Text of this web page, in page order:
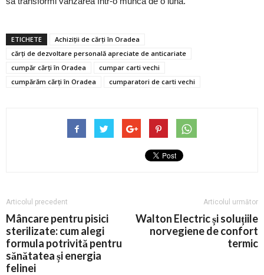
ETICHETE
Achiziții de cărți în Oradea
cărți de dezvoltare personală apreciate de anticariate
cumpăr cărți în Oradea
cumpar carti vechi
cumpărăm cărți în Oradea
cumparatori de carti vechi
Articolul precedent
Mâncare pentru pisici
sterilizate: cum alegi
formula potrivită pentru
sănătatea și energia
felinei
Articolul următor
Walton Electric și soluțiile
norvegiene de confort
termic